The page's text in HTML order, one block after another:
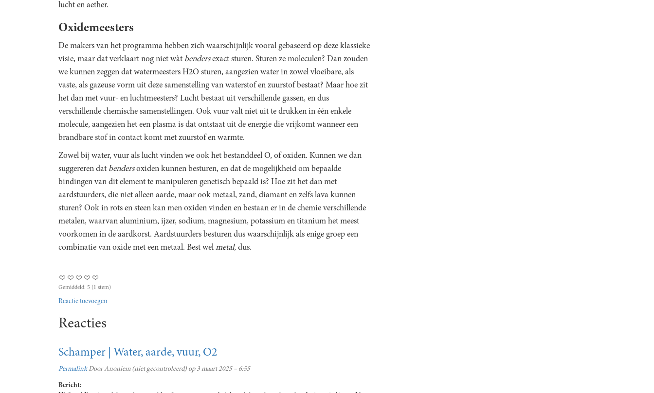
lucht en aether.
Oxidemeesters
De makers van het programma hebben zich waarschijnlijk vooral gebaseerd op deze klassieke
visie, maar dat verklaart nog niet wàt bendersexact sturen. Sturen ze moleculen? Dan zouden
we kunnen zeggen dat watermeesters H2O sturen, aangezien water in zowel vloeibare, als
vaste, als gazeuse vorm uit deze samenstelling van waterstof en zuurstof bestaat? Maar hoe zit
het dan met vuur- en luchtmeesters? Lucht bestaat uit verschillende gassen, en dus
verschillende chemische samenstellingen. Ook vuur valt niet uit te drukken in één enkele
molecule, aangezien het een plasma is dat ontstaat uit de energie die vrijkomt wanneer een
brandbare stof in contact komt met zuurstof en warmte.
Zowel bij water, vuur als lucht vinden we ook het bestanddeel O, of oxiden. Kunnen we dan
suggereren dat bendersoxiden kunnen besturen, en dat de mogelijkheid om bepaalde
bindingen van dit element te manipuleren genetisch bepaald is? Hoe zit het dan met
aardstuurders, die niet alleen aarde, maar ook metaal, zand, diamant en zelfs lava kunnen
sturen? Ook in rots en steen kan men oxiden vinden en bestaan er in de chemie verschillende
metalen, waarvan aluminium, ijzer, sodium, magnesium, potassium en titanium het meest
voorkomen in de aardkorst. Aardstuurders besturen dus waarschijnlijk als enige groep een
combinatie van oxide met een metaal. Best wel metal, dus.
Gemiddeld: 5 (1 stem)
Reactie toevoegen
Reacties
Schamper | Water, aarde, vuur, O2
PermalinkDoorAnoniem (niet gecontroleerd) op 3 maart 2025 – 6:55
Bericht: